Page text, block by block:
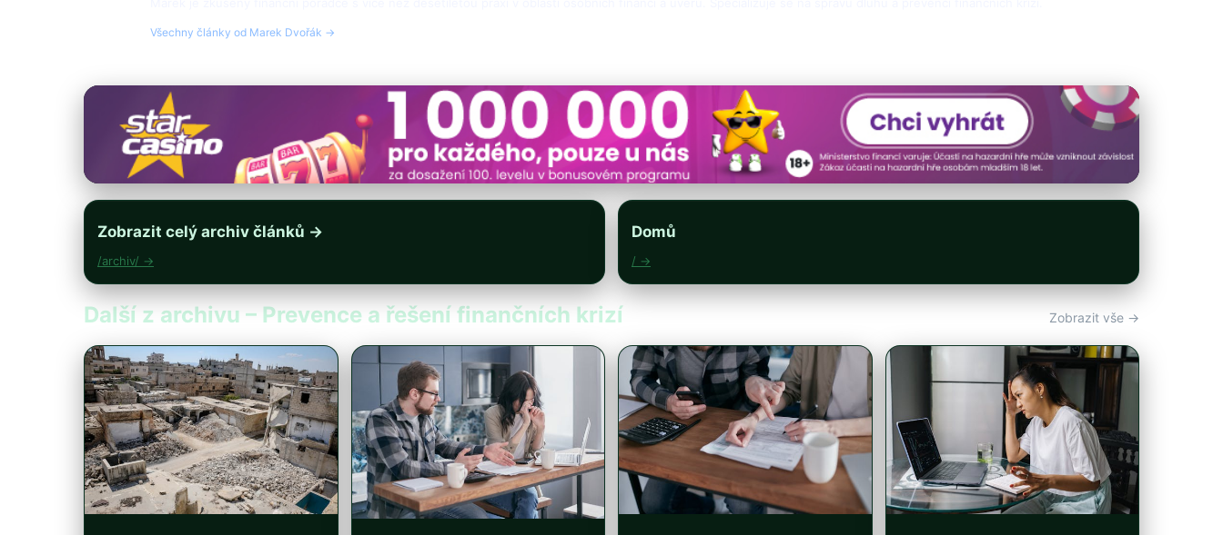
Všechny články od Marek Dvořák →
Zobrazit celý archiv článků →
/archiv/ →
Domů
/ →
Další z archivu – Prevence a řešení finančních krizí Zobrazit vše →